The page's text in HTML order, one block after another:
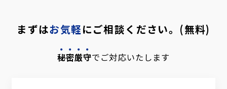
まずはお気軽にご相談ください。(無料)
秘密厳守でご対応いたします